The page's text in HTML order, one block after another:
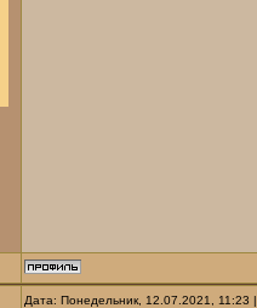
Дата: Понедельник, 12.07.2021,